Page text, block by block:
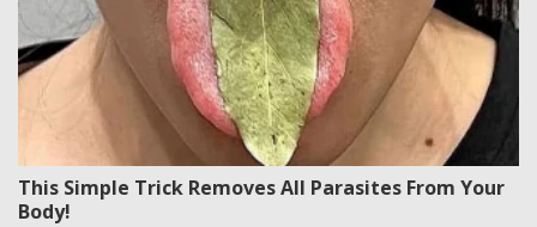
This Simple Trick Removes All Parasites From Your
Body!